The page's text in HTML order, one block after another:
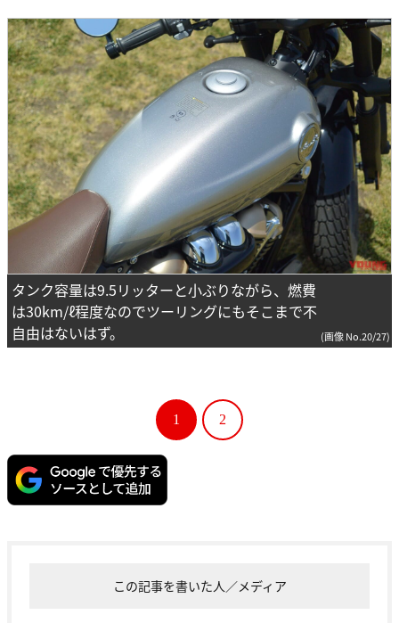
タンク容量は9.5リッターと小ぶりながら、燃費
は30km/ℓ程度なのでツーリングにもそこまで不
自由はないはず。
(画像 No.20/27)
1 2
この記事を書いた人／メディア